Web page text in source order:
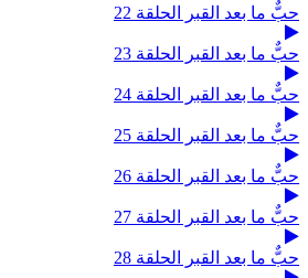
حبٌّ ما بعد القبر الحلقة 22
حبٌّ ما بعد القبر الحلقة 23
حبٌّ ما بعد القبر الحلقة 24
حبٌّ ما بعد القبر الحلقة 25
حبٌّ ما بعد القبر الحلقة 26
حبٌّ ما بعد القبر الحلقة 27
حبٌّ ما بعد القبر الحلقة 28